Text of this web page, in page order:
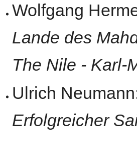
Wolfgang
Lande des
The Nile - Karl-
Ulrich
Erfolgreicher